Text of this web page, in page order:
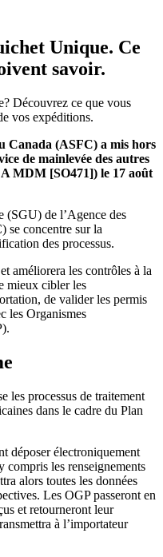
Unique. Ce
savoir.
Découvrez ce que vous
vos expéditions.
Canada (ASFC) a mis hors
de mainlevée des autres
MDM [SO471]) le 17 août
(SGU) de l’Agence des
se concentre sur la
des processus.
améliorera les contrôles à la
mieux cibler les
de valider les permis
les Organismes
les processus de traitement
dans le cadre du Plan
déposer électroniquement
compris les renseignements
alors toutes les données
Les OGP passeront en
et retourneront leur
à l’importateur